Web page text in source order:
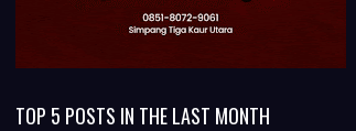
TOP 5 POSTS IN THE LAST MONTH